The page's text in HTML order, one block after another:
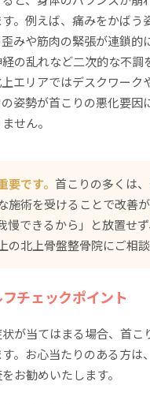
。例えば、痛みをかばう
みや筋肉の緊張が連鎖的
の乱れなど二次的な不調
エリアではデスクワーク
姿勢が首こりの悪化要因
せん。
要です。 首こりの多くは
施術を受けることで改善
慢できるから」と放置せ
の北上骨盤整骨院にご相談
チェックポイント
が当てはまる場合、首こ
。お心当たりのある方は
お勧めいたします。